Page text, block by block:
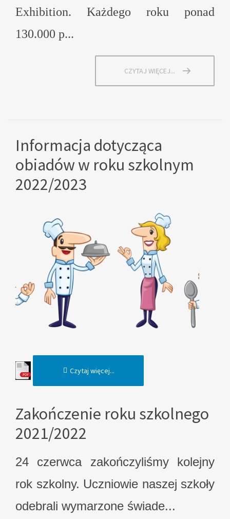
Exhibition. Każdego roku ponad
130.000 p...
CZYTAJ WIĘCEJ...
Informacja dotycząca
obiadów w roku szkolnym
2022/2023
Czytaj więcej...
Zakończenie roku szkolnego
2021/2022
24 czerwca zakończyliśmy kolejny
rok szkolny. Uczniowie naszej szkoły
odebrali wymarzone świade...